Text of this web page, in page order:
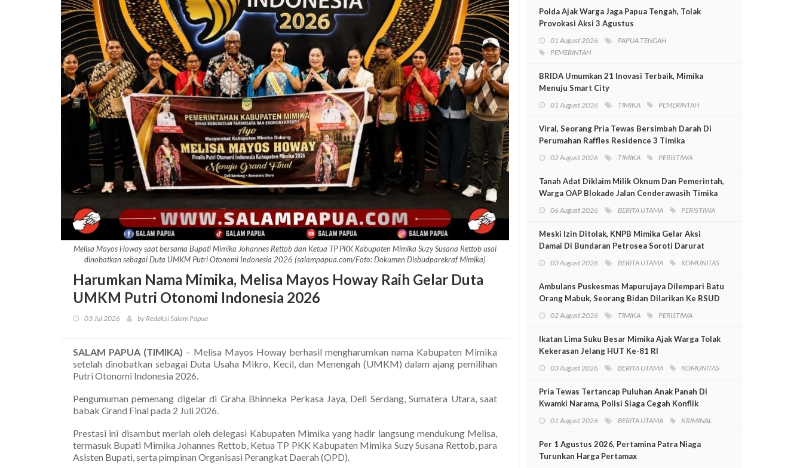
Melisa Mayos Howay saat bersama Bupati Mimika Johannes Rettob dan Ketua TP PKK Kabupaten Mimika Suzy Susana Rettob usai
dinobatkan sebagai Duta UMKM Putri Otonomi Indonesia 2026 (salampapua.com/Foto: Dokumen Disbudparekraf Mimika)
Harumkan Nama Mimika, Melisa Mayos Howay Raih Gelar Duta
UMKM Putri Otonomi Indonesia 2026
03 Jul 2026 by Redaksi Salam Papua
SALAM PAPUA (TIMIKA) – Melisa Mayos Howay berhasil mengharumkan nama Kabupaten Mimika
setelah dinobatkan sebagai Duta Usaha Mikro, Kecil, dan Menengah (UMKM) dalam ajang pemilihan
Putri Otonomi Indonesia 2026.
Pengumuman pemenang digelar di Graha Bhinneka Perkasa Jaya, Deli Serdang, Sumatera Utara, saat
babak Grand Final pada 2 Juli 2026.
Prestasi ini disambut meriah oleh delegasi Kabupaten Mimika yang hadir langsung mendukung Melisa,
termasuk Bupati Mimika Johannes Rettob, Ketua TP PKK Kabupaten Mimika Suzy Susana Rettob, para
Asisten Bupati, serta pimpinan Organisasi Perangkat Daerah (OPD).
Polda Ajak Warga Jaga Papua Tengah, Tolak
Provokasi Aksi 3 Agustus
01 August 2026
PAPUA TENGAH
PEMERINTAH
BRIDA Umumkan 21 Inovasi Terbaik, Mimika
Menuju Smart City
01 August 2026 TIMIKA PEMERINTAH
Viral, Seorang Pria Tewas Bersimbah Darah Di
Perumahan Raffles Residence 3 Timika
02 August 2026 TIMIKA PERISTIWA
Tanah Adat Diklaim Milik Oknum Dan Pemerintah,
Warga OAP Blokade Jalan Cenderawasih Timika
06 August 2026 BERITA UTAMA PERISTIWA
Meski Izin Ditolak, KNPB Mimika Gelar Aksi
Damai Di Bundaran Petrosea Soroti Darurat
03 August 2026 BERITA UTAMA KOMUNITAS
Ambulans Puskesmas Mapurujaya Dilempari Batu
Orang Mabuk, Seorang Bidan Dilarikan Ke RSUD
02 August 2026 TIMIKA PERISTIWA
Ikatan Lima Suku Besar Mimika Ajak Warga Tolak
Kekerasan Jelang HUT Ke-81 RI
03 August 2026 BERITA UTAMA KOMUNITAS
Pria Tewas Tertancap Puluhan Anak Panah Di
Kwamki Narama, Polisi Siaga Cegah Konflik
01 August 2026 BERITA UTAMA KRIMINAL
Per 1 Agustus 2026, Pertamina Patra Niaga
Turunkan Harga Pertamax